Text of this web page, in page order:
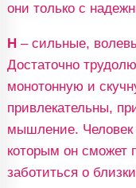
они только с
Н– сильные,
Достаточно
монотонную и
привлекательны,
мышление. Человек
которым он сможет
заботиться о